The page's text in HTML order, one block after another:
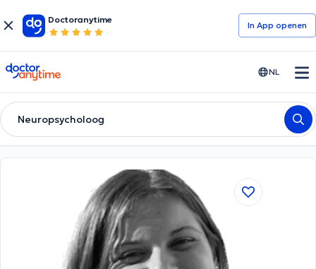
Doctoranytime
In App openen
doctoranytime NL
Neuropsycholoog